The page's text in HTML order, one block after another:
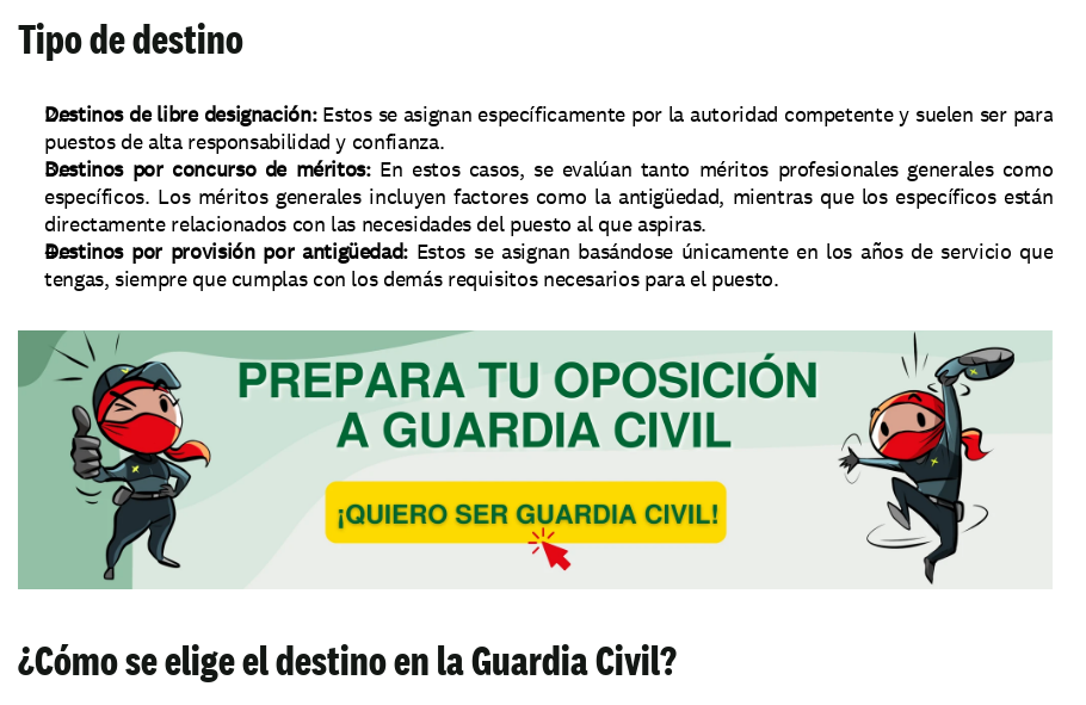
Tipo de destino
Destinos de libre designación: Estos se asignan específicamente por la autoridad competente y suelen ser para
puestos de alta responsabilidad y confianza.
Destinos por concurso de méritos: En estos casos, se evalúan tanto méritos profesionales generales como
específicos. Los méritos generales incluyen factores como la antigüedad, mientras que los específicos están
directamente relacionados con las necesidades del puesto al que aspiras.
Destinos por provisión por antigüedad: Estos se asignan basándose únicamente en los años de servicio que
tengas, siempre que cumplas con los demás requisitos necesarios para el puesto.
¿Cómo se elige el destino en la Guardia Civil?